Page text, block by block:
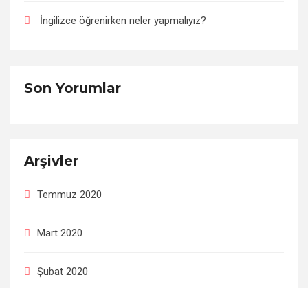
İngilizce öğrenirken neler yapmalıyız?
Son Yorumlar
Arşivler
Temmuz 2020
Mart 2020
Şubat 2020